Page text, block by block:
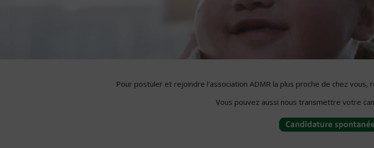
Pour postuler et rejoindre l'association ADMR la plus proche de chez
Vous pouvez aussi nous transmettre votre